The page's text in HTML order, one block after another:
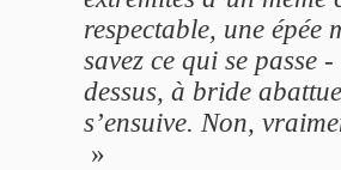
respectable, une épée
savez ce qui se passe
dessus, à bride
s’ensuive. Non,
»